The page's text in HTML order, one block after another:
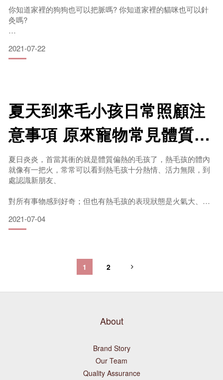
中醫獸醫先來考考大家 :
你知道家裡的狗狗也可以把脈嗎? 你知道家裡的貓咪也可以針
灸嗎?
眾在聽到中獸醫一詞之後最常的反應，除了感到新鮮與好奇
今天我們就來講講，中獸醫到底看為寵物毛小孩們看些什麼
病；為什麼中獸醫的名詞對於普羅大眾來說這麼難懂 ?
Q1飼主常見疑問: 毛小孩哪些疾病可以看寵物中醫?
寵物中醫師解答 :
其
2021-07-22
夏天到來毛小孩日常照顧注
意事項 原來寵物常見體質竟
然有7種!?
夏日炎炎，首當其衝的就是體質偏熱的毛孩了，熱毛孩的體內
就像有一把火，常常可以看到熱毛孩十分熱情、活力無限，到
處認識新朋友、
對所有事物感到好奇；但也有熱毛孩的表現狀態是火氣大、脾
的熱，是實熱還是虛熱。
現。相對的，也能藉由不同的
2021-07-04
1 2
About
Brand Story
Our Team
Quality Assurance